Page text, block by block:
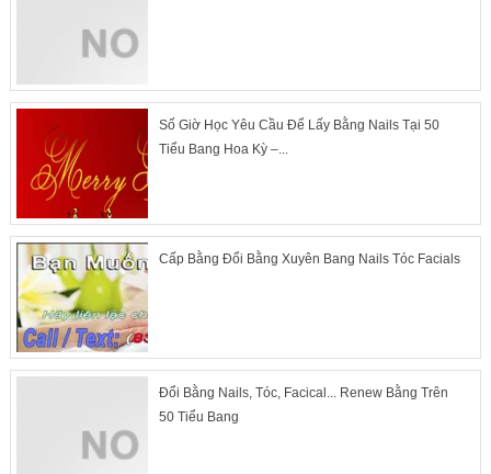
Số Giờ Học Yêu Cầu Để Lấy Bằng Nails Tại 50
Tiểu Bang Hoa Kỳ –...
Cấp Bằng Đổi Bằng Xuyên Bang Nails Tóc Facials
Đổi Bằng Nails, Tóc, Facical... Renew Bằng Trên
50 Tiểu Bang